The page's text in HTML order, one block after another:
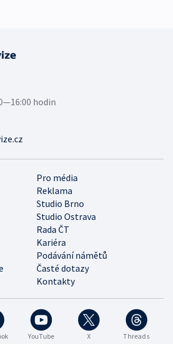
YouTube X Threads
Pro média
Reklama
Studio Brno
Studio Ostrava
Rada ČT
Kariéra
Podávání námětů
Časté dotazy
Kontakty
hodin